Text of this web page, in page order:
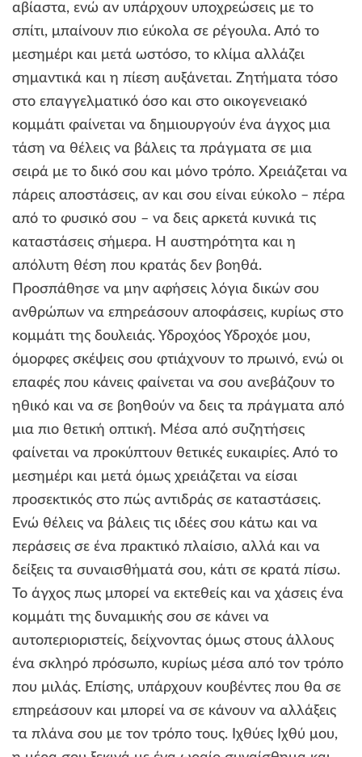
αβίαστα, ενώ αν υπάρχουν υποχρεώσεις με το
σπίτι, μπαίνουν πιο εύκολα σε ρέγουλα. Από το
μεσημέρι και μετά ωστόσο, το κλίμα αλλάζει
σημαντικά και η πίεση αυξάνεται. Ζητήματα τόσο
στο επαγγελματικό όσο και στο οικογενειακό
κομμάτι φαίνεται να δημιουργούν ένα άγχος μια
τάση να θέλεις να βάλεις τα πράγματα σε μια
σειρά με το δικό σου και μόνο τρόπο. Χρειάζεται να
πάρεις αποστάσεις, αν και σου είναι εύκολο – πέρα
από το φυσικό σου – να δεις αρκετά κυνικά τις
καταστάσεις σήμερα. Η αυστηρότητα και η
απόλυτη θέση που κρατάς δεν βοηθά.
Προσπάθησε να μην αφήσεις λόγια δικών σου
ανθρώπων να επηρεάσουν αποφάσεις, κυρίως στο
κομμάτι της δουλειάς. Υδροχόος Υδροχόε μου,
όμορφες σκέψεις σου φτιάχνουν το πρωινό, ενώ οι
επαφές που κάνεις φαίνεται να σου ανεβάζουν το
ηθικό και να σε βοηθούν να δεις τα πράγματα από
μια πιο θετική οπτική. Μέσα από συζητήσεις
φαίνεται να προκύπτουν θετικές ευκαιρίες. Από το
μεσημέρι και μετά όμως χρειάζεται να είσαι
προσεκτικός στο πώς αντιδράς σε καταστάσεις.
Ενώ θέλεις να βάλεις τις ιδέες σου κάτω και να
περάσεις σε ένα πρακτικό πλαίσιο, αλλά και να
δείξεις τα συναισθήματά σου, κάτι σε κρατά πίσω.
Το άγχος πως μπορεί να εκτεθείς και να χάσεις ένα
κομμάτι της δυναμικής σου σε κάνει να
αυτοπεριοριστείς, δείχνοντας όμως στους άλλους
ένα σκληρό πρόσωπο, κυρίως μέσα από τον τρόπο
που μιλάς. Επίσης, υπάρχουν κουβέντες που θα σε
επηρεάσουν και μπορεί να σε κάνουν να αλλάξεις
τα πλάνα σου με τον τρόπο τους. Ιχθύες Ιχθύ μου,